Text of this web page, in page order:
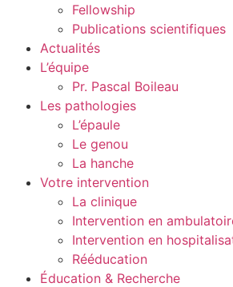
Fellowship
Publications scientifiques
Actualités
L’équipe
Pr. Pascal Boileau
Les pathologies
L’épaule
Le genou
La hanche
Votre intervention
La clinique
Intervention en
Intervention en
Rééducation
Éducation & Recherche